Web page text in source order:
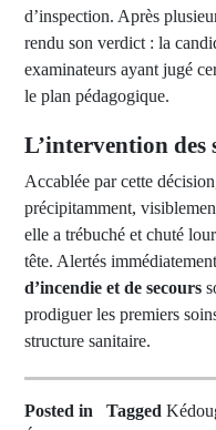
d’inspection. Après
rendu son verdict : la
examinateurs ayant jugé
le plan pédagogique.
L’intervention des
Accablée par cette
précipitamment,
elle a trébuché et chuté
tête. Alertés
d’incendie et de secours
prodiguer les premiers
structure sanitaire.
Posted in
Tagged